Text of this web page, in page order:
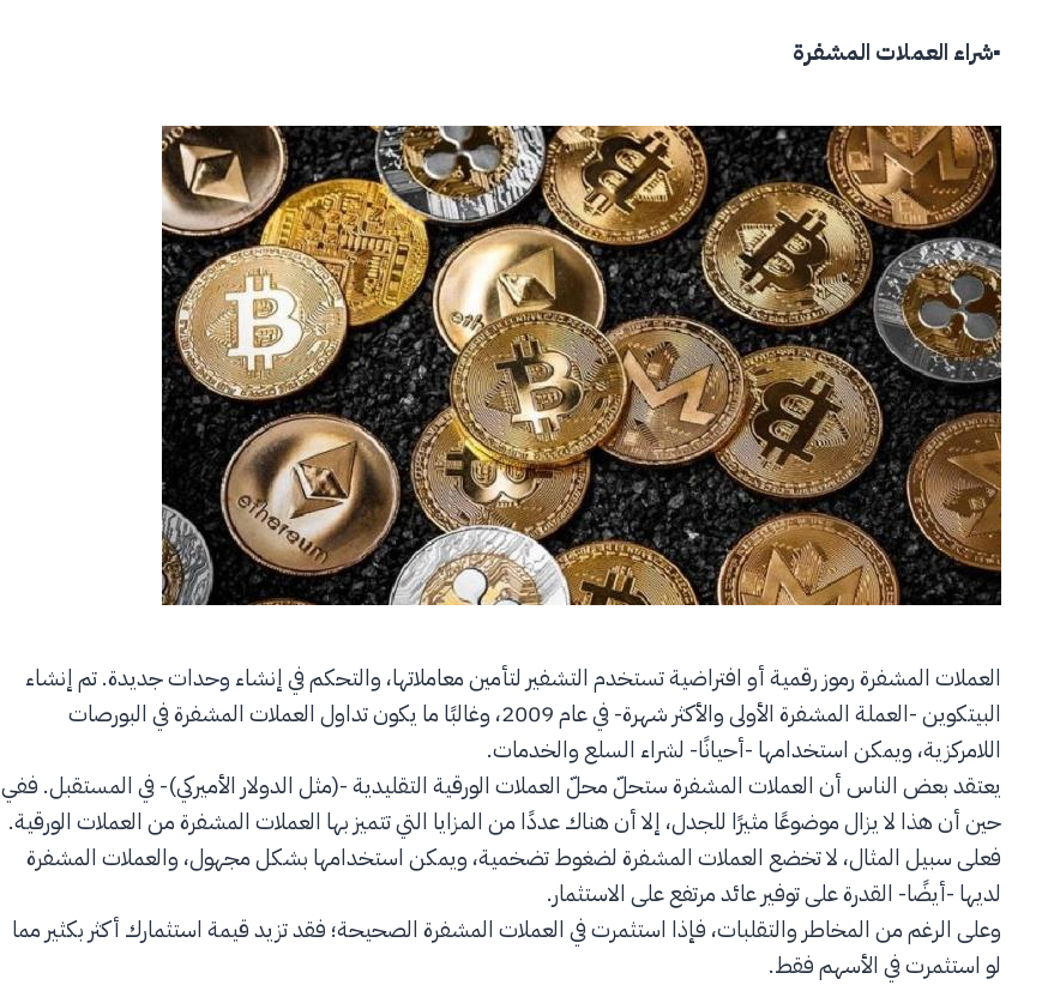
▪شراء العملات المشفرة
العملات المشفرة رموز رقمية أو افتراضية تستخدم التشفير لتأمين معاملاتها، والتحكم في إنشاء وحدات جديدة. تم إنشاء
البيتكوين -العملة المشفرة الأولى والأكثر شهرة- في عام 2009، وغالبًا ما يكون تداول العملات المشفرة في البورصات
اللامركزية، ويمكن استخدامها -أحيانًا- لشراء السلع والخدمات.
يعتقد بعض الناس أن العملات المشفرة ستحلّ محلّ العملات الورقية التقليدية -(مثل الدولار الأميركي)- في المستقبل. ففي
حين أن هذا لا يزال موضوعًا مثيرًا للجدل، إلا أن هناك عددًا من المزايا التي تتميز بها العملات المشفرة من العملات الورقية.
فعلى سبيل المثال، لا تخضع العملات المشفرة لضغوط تضخمية، ويمكن استخدامها بشكل مجهول، والعملات المشفرة
لديها -أيضًا- القدرة على توفير عائد مرتفع على الاستثمار.
وعلى الرغم من المخاطر والتقلبات، فإذا استثمرت في العملات المشفرة الصحيحة؛ فقد تزيد قيمة استثمارك أكثر بكثير مما
لو استثمرت في الأسهم فقط.